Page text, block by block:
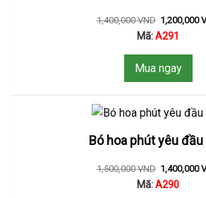
1,400,000VND 1,200,000
Mã:A291
Mua ngay
Bó hoa phút yêu
1,500,000VND 1,400,000
Mã:A290